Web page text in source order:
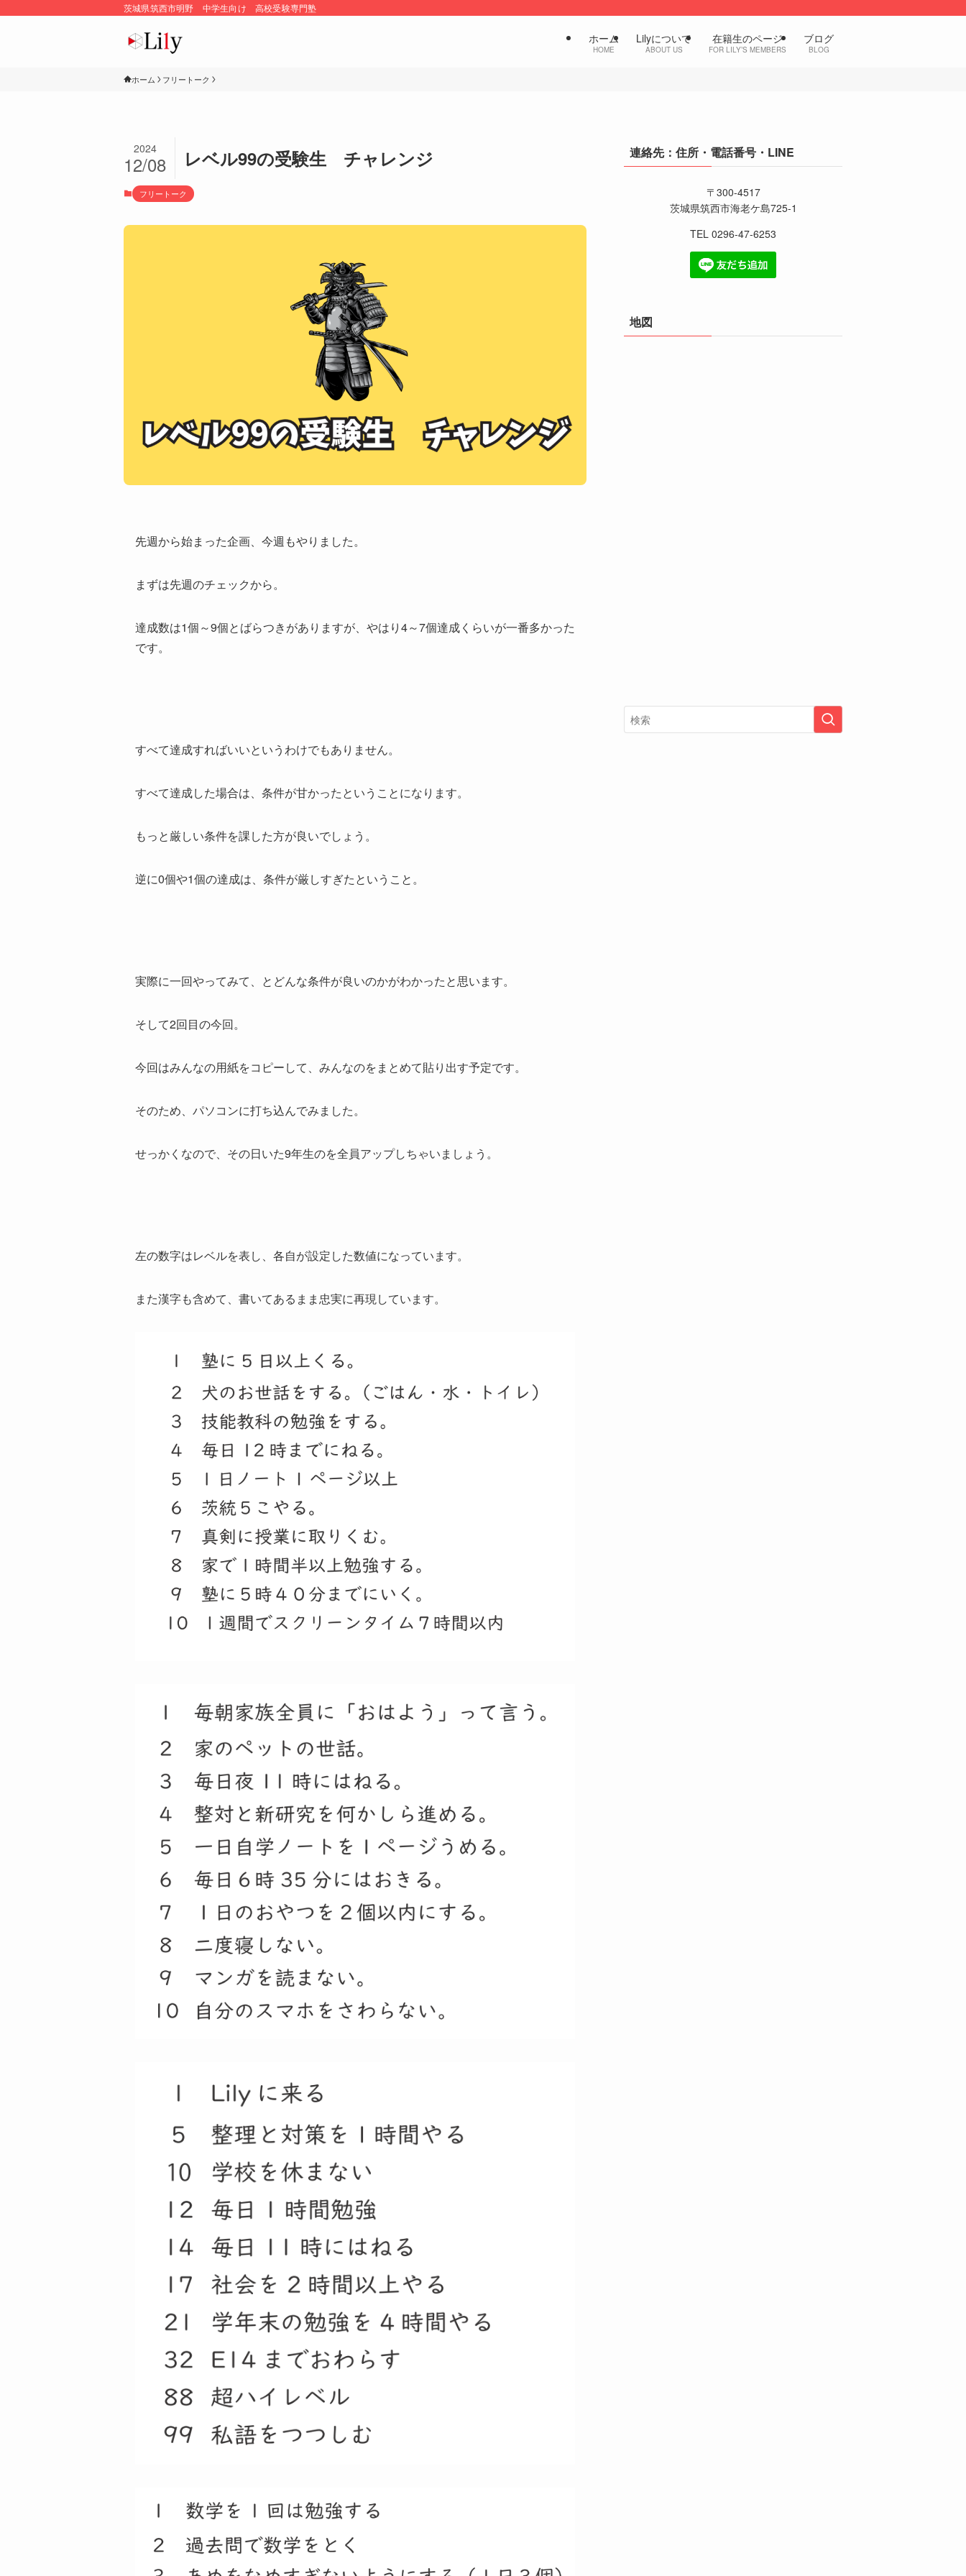
茨城県筑西市明野 中学生向け 高校受験専門塾
ホーム
HOME
Lilyについて
ABOUT US
在籍生のページ
FOR LILY’S MEMBERS
ブログ
BLOG
ホーム フリートーク
レベル99の受験生 チャレンジ
2024
12/08
フリートーク
先週から始まった企画、今週もやりました。
まずは先週のチェックから。
達成数は1個～9個とばらつきがありますが、やはり4～7個達成くらいが一番多かった
です。
すべて達成すればいいというわけでもありません。
すべて達成した場合は、条件が甘かったということになります。
もっと厳しい条件を課した方が良いでしょう。
逆に0個や1個の達成は、条件が厳しすぎたということ。
実際に一回やってみて、とどんな条件が良いのかがわかったと思います。
そして2回目の今回。
今回はみんなの用紙をコピーして、みんなのをまとめて貼り出す予定です。
そのため、パソコンに打ち込んでみました。
せっかくなので、その日いた9年生のを全員アップしちゃいましょう。
左の数字はレベルを表し、各自が設定した数値になっています。
また漢字も含めて、書いてあるまま忠実に再現しています。
連絡先：住所・電話番号・LINE
〒300-4517
茨城県筑西市海老ケ島725-1
TEL 0296-47-6253
地図